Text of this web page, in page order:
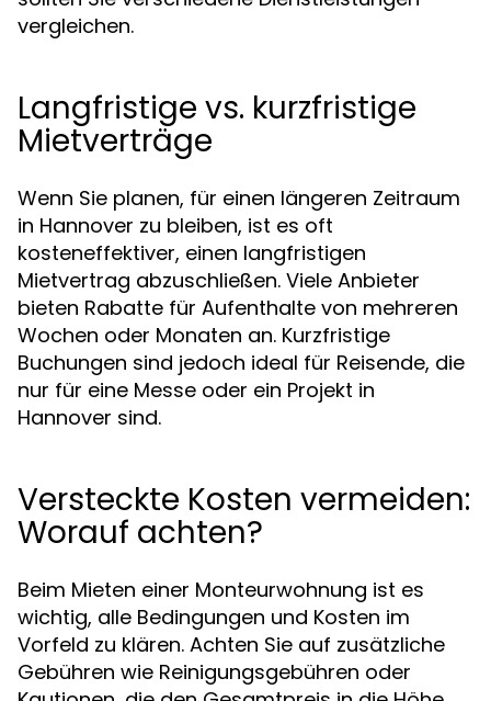
vergleichen.
Langfristige vs. kurzfristige
Mietverträge
Wenn Sie planen, für einen längeren Zeitraum
in Hannover zu bleiben, ist es oft
kosteneffektiver, einen langfristigen
Mietvertrag abzuschließen. Viele Anbieter
bieten Rabatte für Aufenthalte von mehreren
Wochen oder Monaten an. Kurzfristige
Buchungen sind jedoch ideal für Reisende, die
nur für eine Messe oder ein Projekt in
Hannover sind.
Versteckte Kosten vermeiden:
Worauf achten?
Beim Mieten einer Monteurwohnung ist es
wichtig, alle Bedingungen und Kosten im
Vorfeld zu klären. Achten Sie auf zusätzliche
Gebühren wie Reinigungsgebühren oder